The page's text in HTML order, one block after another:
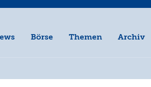
Börse Themen Archiv